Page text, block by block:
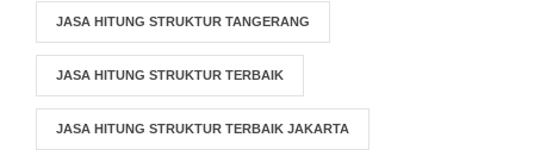
JASA HITUNG STRUKTUR TANGERANG
JASA HITUNG STRUKTUR TERBAIK
JASA HITUNG STRUKTUR TERBAIK JAKARTA